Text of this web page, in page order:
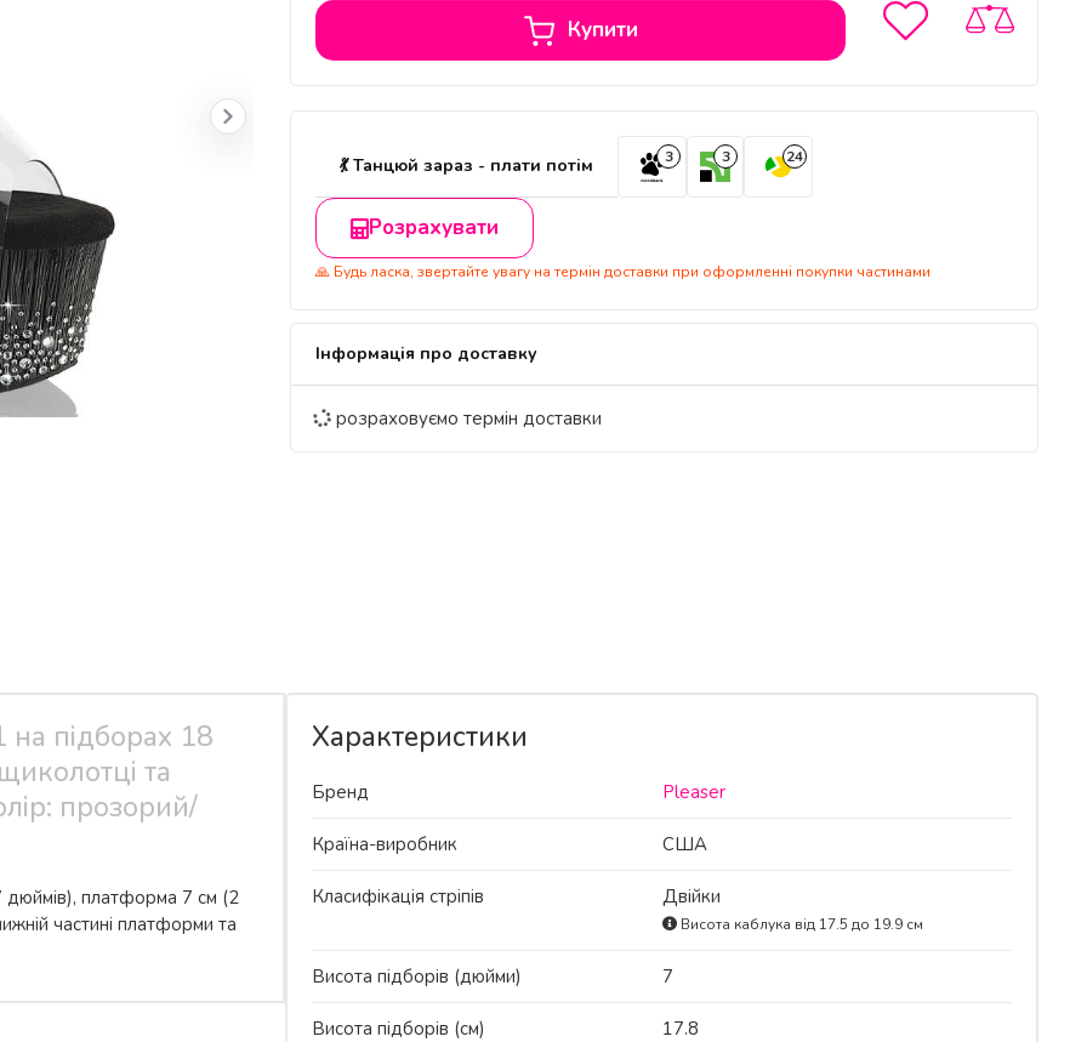
Купити
💃 Танцюй зараз - плати потім 3 3 24
Розрахувати
🙏 Будь ласка, звертайте увагу на термін доставки при оформленні покупки частинами
Інформація про доставку
розраховуємо термін доставки
підборах 18
та
прозорий/
дюймів), платформа 7 см (2
частині платформи та
Характеристики
Бренд Pleaser
Країна-виробник США
Класифікація стріпів Двійки
Висота каблука від 17.5 до 19.9 см
Висота підборів (дюйми) 7
Висота підборів (см) 17.8